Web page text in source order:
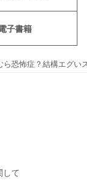
子書籍
恐怖症？結構エグい
して